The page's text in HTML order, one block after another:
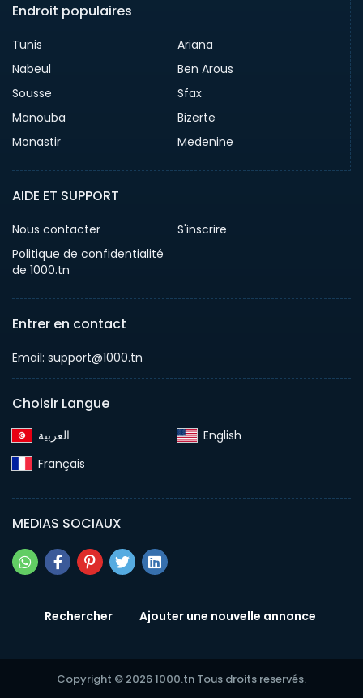
Endroit populaires
Tunis
Ariana
Nabeul
Ben Arous
Sousse
Sfax
Manouba
Bizerte
Monastir
Medenine
AIDE ET SUPPORT
Nous contacter
S'inscrire
Politique de confidentialité
de 1000.tn
Entrer en contact
Email: support@1000.tn
Choisir Langue
English‎
Français‎
MEDIAS SOCIAUX
Rechercher Ajouter une nouvelle annonce
Copyright © 2026 1000.tn Tous droits reservés.